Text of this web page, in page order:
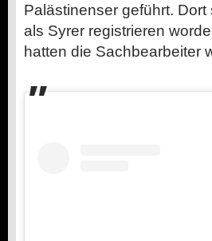
Palästinenser geführt.
als Syrer registrieren
hatten die Sachbearbeiter